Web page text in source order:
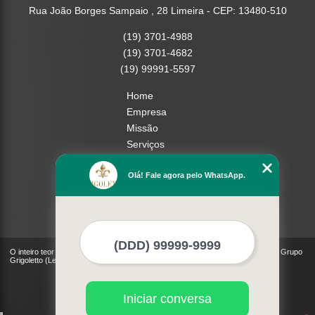
Rua João Borges Sampaio , 28 Limeira - CEP: 13480-510
(19) 3701-4988
(19) 3701-4682
(19) 99991-5597
Home
Empresa
Missão
Serviços
Mapa do site
O inteiro teor deste site está sujeito à proteção de direitos autorais. Copyright© Grupo
Grigoletto (Lei 9610 de 19/02/1998)
Olá! Fale agora pelo WhatsApp.
Iniciar conversa